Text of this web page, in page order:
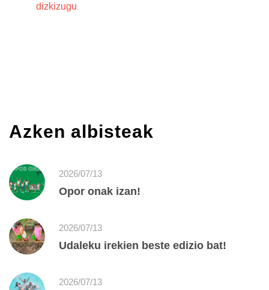
dizkizugu
Azken albisteak
2026/07/13
Opor onak izan!
2026/07/13
Udaleku irekien beste edizio bat!
2026/07/13